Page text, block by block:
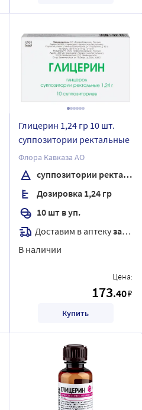
Глицерин 1,24 гр 10 шт.
суппозитории ректальные
Флора Кавказа АО
суппозитории ректальные
Дозировка 1,24 гр
10 шт в уп.
Доставим в аптекузавтра
В наличии
Цена:
173.40₽
Купить